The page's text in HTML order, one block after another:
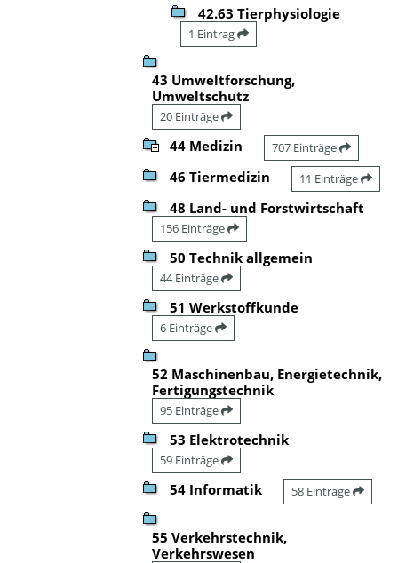
42.63 Tierphysiologie
1 Eintrag
43 Umweltforschung,
Umweltschutz
20 Einträge
44 Medizin 707 Einträge
46 Tiermedizin 11 Einträge
48 Land- und Forstwirtschaft
156 Einträge
50 Technik allgemein
44 Einträge
51 Werkstoffkunde
6 Einträge
52 Maschinenbau, Energietechnik,
Fertigungstechnik
95 Einträge
53 Elektrotechnik
59 Einträge
54 Informatik 58 Einträge
55 Verkehrstechnik,
Verkehrswesen